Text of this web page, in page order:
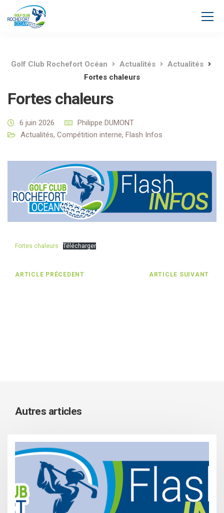
Golf Club Rochefort Océan Actualités
Actualités
Fortes chaleurs
Fortes chaleurs
6 juin 2026
Philippe DUMONT
Actualités, Compétition interne, Flash Infos
Fortes chaleurs Télécharger
ARTICLE PRÉCEDENT ARTICLE SUIVANT
Autres articles